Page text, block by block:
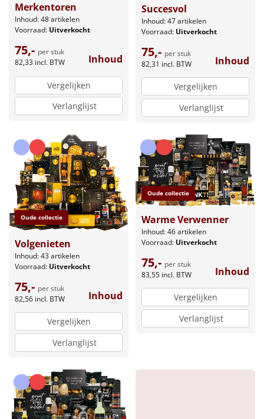
Merkentoren
Inhoud: 48 artikelen
Voorraad: Uitverkocht
75,- per stuk
82,33 incl. BTW Inhoud
Vergelijken
Verlanglijst
Succesvol
Inhoud: 47 artikelen
Voorraad: Uitverkocht
75,- per stuk
82,31 incl. BTW Inhoud
Vergelijken
Verlanglijst
Oude collectie
Volgenieten
Inhoud: 43 artikelen
Voorraad: Uitverkocht
75,- per stuk
82,56 incl. BTW Inhoud
Vergelijken
Verlanglijst
Oude collectie
Warme Verwenner
Inhoud: 46 artikelen
Voorraad: Uitverkocht
75,- per stuk
83,55 incl. BTW Inhoud
Vergelijken
Verlanglijst